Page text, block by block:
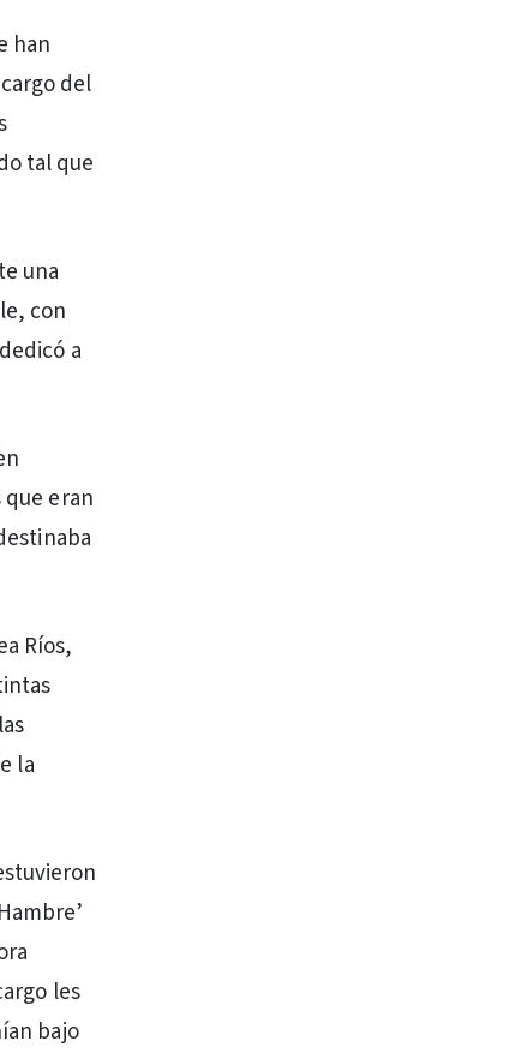
han
del
tal que
una
con
a
eran
Ríos,
la
les
bajo